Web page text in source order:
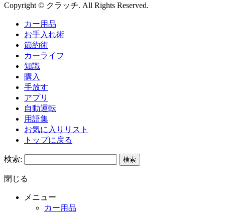
Copyright © クラッチ. All Rights Reserved.
カー用品
お手入れ術
節約術
カーライフ
知識
購入
手放す
アプリ
自動運転
用語集
お気に入りリスト
トップに戻る
検索:
閉じる
メニュー
カー用品